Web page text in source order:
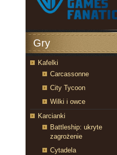
Gry
Kafelki
Carcassonne
City Tycoon
Wilki i owce
Karcianki
Battleship: ukryte
zagrożenie
Cytadela